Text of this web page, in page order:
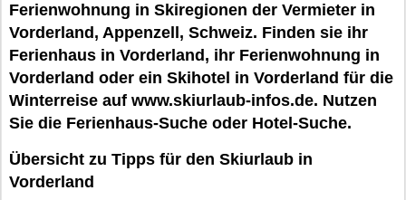
Ferienwohnung in Skiregionen der Vermieter in
Vorderland, Appenzell, Schweiz. Finden sie ihr
Ferienhaus in Vorderland, ihr Ferienwohnung in
Vorderland oder ein Skihotel in Vorderland für die
Winterreise auf www.skiurlaub-infos.de. Nutzen
Sie die Ferienhaus-Suche oder Hotel-Suche.
Übersicht zu Tipps für den Skiurlaub in
Vorderland